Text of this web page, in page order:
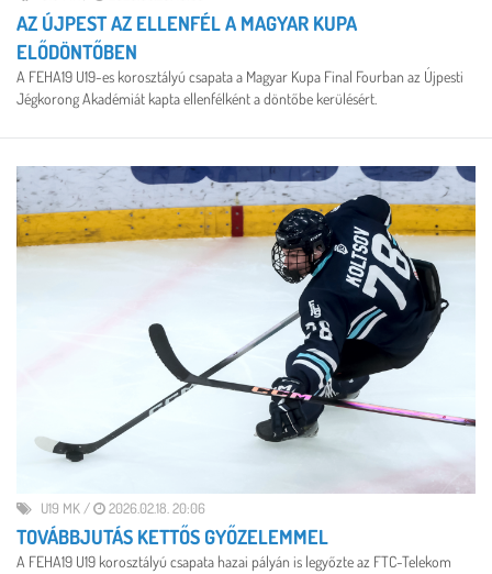
AZ ÚJPEST AZ ELLENFÉL A MAGYAR KUPA
ELŐDÖNTŐBEN
A FEHA19 U19-es korosztályú csapata a Magyar Kupa Final Fourban az Újpesti
Jégkorong Akadémiát kapta ellenfélként a döntőbe kerülésért.
U19 MK/ 2026.02.18. 20:06
TOVÁBBJUTÁS KETTŐS GYŐZELEMMEL
A FEHA19 U19 korosztályú csapata hazai pályán is legyőzte az FTC-Telekom